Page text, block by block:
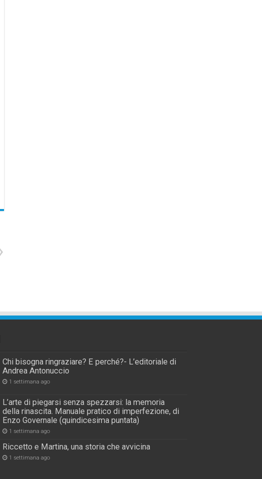
Chi bisogna ringraziare? E perché?- L’editoriale di
Andrea Antonuccio
1 settimana ago
L’arte di piegarsi senza spezzarsi: la memoria
della rinascita. Manuale pratico di imperfezione, di
Enzo Governale (quindicesima puntata)
1 settimana ago
Riccetto e Martina, una storia che avvicina
1 settimana ago